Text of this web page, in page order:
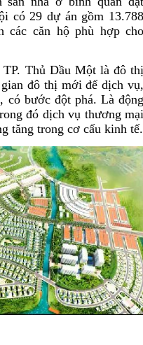
có 29 dự án gồm
các căn hộ phù hợp
Thủ Dầu Một là đô
đô thị mới để dịch
có bước đột phá. Là
đó dịch vụ thương
tăng trong cơ cấu kinh tế.